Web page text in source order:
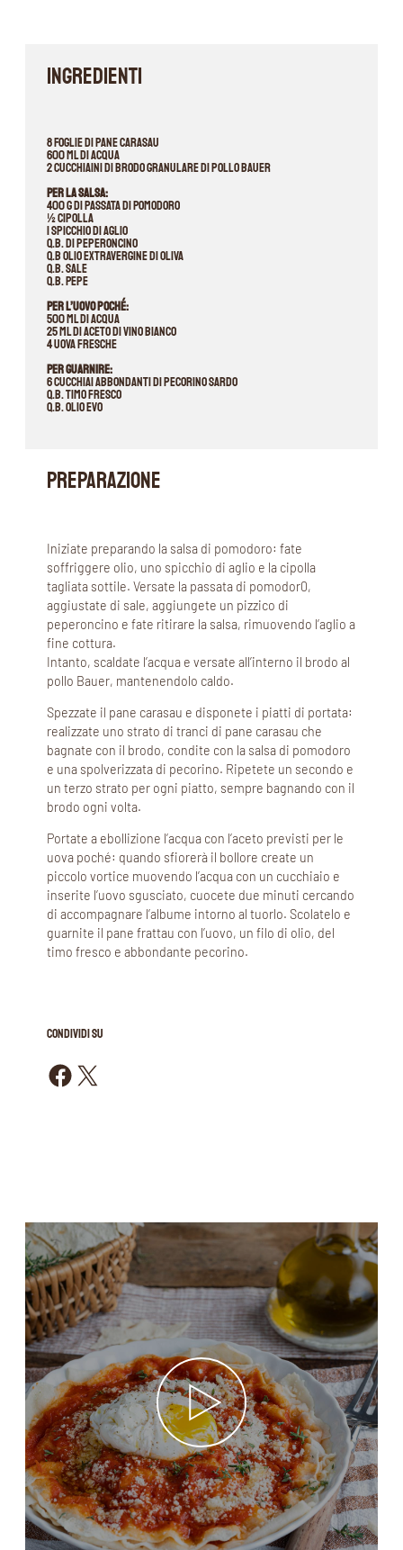
INGREDIENTI
8 foglie di pane carasau
600 ml di acqua
2 cucchiaini di brodo granulare di pollo Bauer
Per la salsa:
400 g di passata di Pomodoro
½ cipolla
1 spicchio di aglio
q.b. di peperoncino
q.b Olio Extravergine di Oliva
q.b. Sale
q.b. Pepe
Per l’uovo poché:
500 ml di acqua
25 ml di aceto di vino bianco
4 uova fresche
Per guarnire:
6 cucchiai abbondanti di pecorino Sardo
q.b. timo fresco
Q.b. olio evo
PREPARAZIONE
Iniziate preparando la salsa di pomodoro: fate
soffriggere olio, uno spicchio di aglio e la cipolla
tagliata sottile. Versate la passata di pomodor0,
aggiustate di sale, aggiungete un pizzico di
peperoncino e fate ritirare la salsa, rimuovendo l’aglio a
fine cottura.
Intanto, scaldate l’acqua e versate all’interno il brodo al
pollo Bauer, mantenendolo caldo.
Spezzate il pane carasau e disponete i piatti di portata:
realizzate uno strato di tranci di pane carasau che
bagnate con il brodo, condite con la salsa di pomodoro
e una spolverizzata di pecorino. Ripetete un secondo e
un terzo strato per ogni piatto, sempre bagnando con il
brodo ogni volta.
Portate a ebollizione l’acqua con l’aceto previsti per le
uova poché: quando sfiorerà il bollore create un
piccolo vortice muovendo l’acqua con un cucchiaio e
inserite l’uovo sgusciato, cuocete due minuti cercando
di accompagnare l’albume intorno al tuorlo. Scolatelo e
guarnite il pane frattau con l’uovo, un filo di olio, del
timo fresco e abbondante pecorino.
CONDIVIDI SU
Condividi su Facebook Condividi su X